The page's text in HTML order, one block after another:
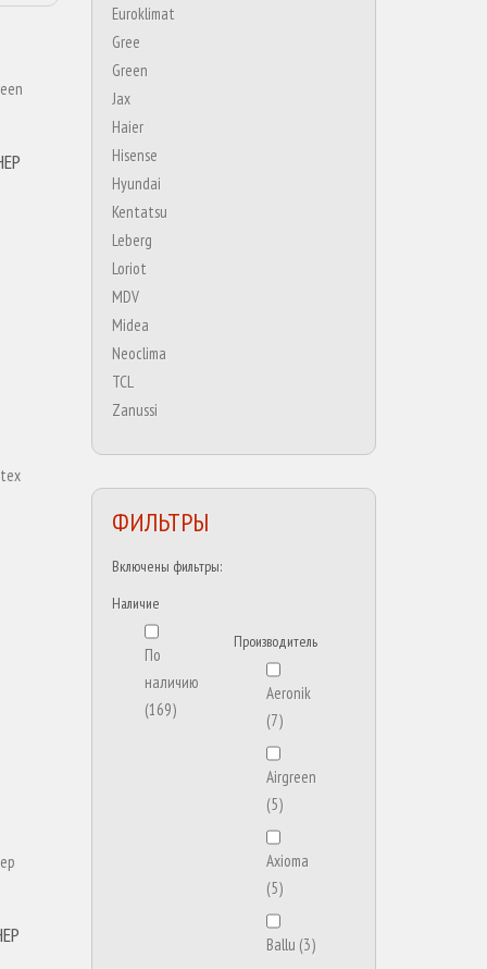
Euroklimat
Gree
Green
Jax
Haier
Hisense
Hyundai
Kentatsu
Leberg
Loriot
MDV
Midea
Neoclima
TCL
Zanussi
ФИЛЬТРЫ
Включены фильтры:
Наличие
По
наличию
(169)
Производитель
Aeronik
(7)
Airgreen
(5)
Axioma
(5)
Ballu (3)